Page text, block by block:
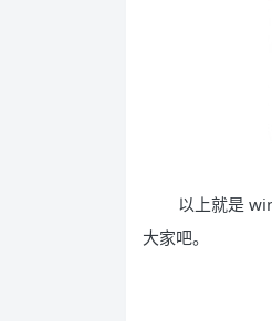
以上就是
大家吧。